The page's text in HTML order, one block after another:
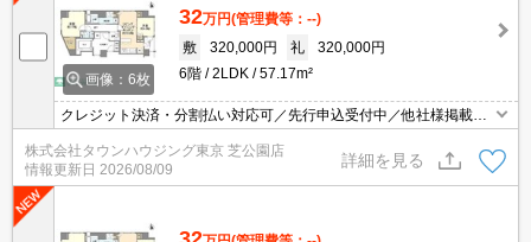
画像：6枚
32万円(管理費等：--)
敷
320,000円 礼
320,000円
6階
2LDK 57.17m²
クレジット決済・分割払い対応可／先行申込受付中／他社様掲載物
件もまとめてご案内可能／専任物件多数あり
株式会社タウンハウジング東京 芝公園店
情報更新日 2026/08/09
詳細を見る